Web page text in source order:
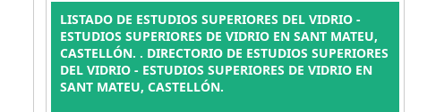
LISTADO DE ESTUDIOS SUPERIORES DEL VIDRIO -
ESTUDIOS SUPERIORES DE VIDRIO EN SANT MATEU,
CASTELLÓN. . DIRECTORIO DE ESTUDIOS SUPERIORES
DEL VIDRIO - ESTUDIOS SUPERIORES DE VIDRIO EN
SANT MATEU, CASTELLÓN.